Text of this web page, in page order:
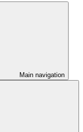
Main navigation